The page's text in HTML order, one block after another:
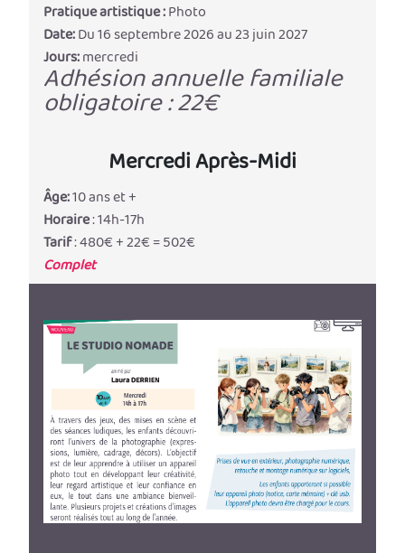
Pratique artistique :Photo
Date:Du 16 septembre 2026 au 23 juin 2027
Jours:mercredi
Adhésion annuelle familiale
obligatoire : 22€
Mercredi Après-Midi
Âge:10 ans et +
Horaire: 14h-17h
Tarif: 480€ + 22€ = 502€
Complet